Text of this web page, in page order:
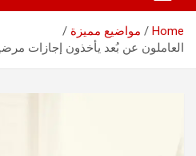
Home
مواضيع مميزة
العاملون عن بُعد يأخذون إجازات